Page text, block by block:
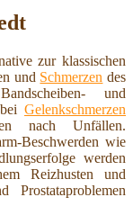
zur klassischen
und Schmerzen des
und
Gelenkschmerzen
nach Unfällen.
Beschwerden wie
werden
Reizhusten und
Prostataproblemen